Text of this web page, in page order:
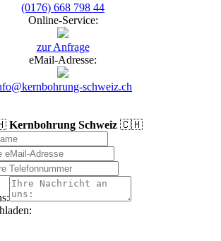
(0176) 668 798 44
Online-Service:
zur Anfrage
eMail-Adresse:
schweiz.ch
Kernbohrung Schweiz🇨🇭